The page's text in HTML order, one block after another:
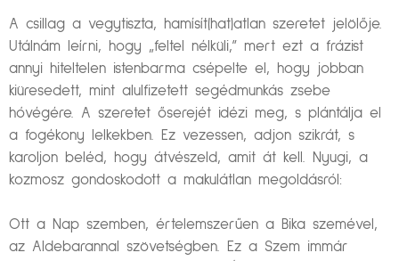
A csillag a vegytiszta, hamísít(hat)atlan szeretet jelölője.
Utálnám leírni, hogy „feltel nélküli,” mert ezt a frázist
annyi hiteltelen istenbarma csépelte el, hogy jobban
kiüresedett, mint alulfizetett segédmunkás zsebe
hóvégére. A szeretet őserejét idézi meg, s plántálja el
a fogékony lelkekben. Ez vezessen, adjon szikrát, s
karoljon beléd, hogy átvészeld, amit át kell. Nyugi, a
kozmosz gondoskodott a makulátlan megoldásról:
Ott a Nap szemben, értelemszerűen a Bika szemével,
az Aldebarannal szövetségben. Ez a Szem immár